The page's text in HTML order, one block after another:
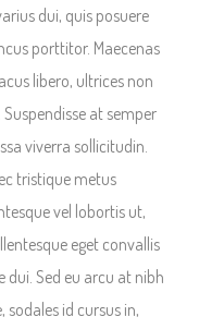
dui, quis posuere
porttitor. Maecenas
libero, ultrices non
at semper
viverra sollicitudin.
tristique metus
vel lobortis ut,
eget convallis
dui. Sed eu arcu at nibh
id cursus in,